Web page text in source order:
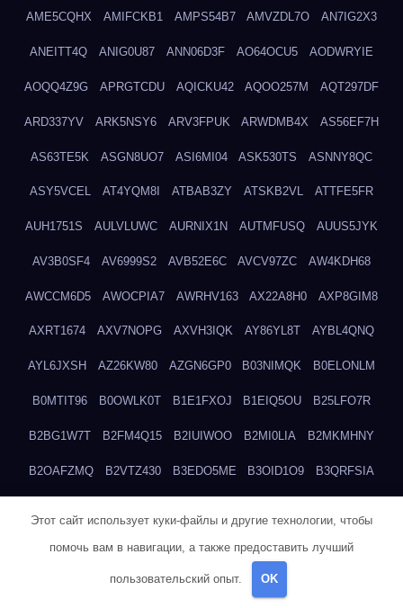
AME5CQHX AMIFCKB1 AMPS54B7 AMVZDL7O AN7IG2X3
ANEITT4Q ANIG0U87 ANN06D3F AO64OCU5 AODWRYIE
AOQQ4Z9G APRGTCDU AQICKU42 AQOO257M AQT297DF
ARD337YV ARK5NSY6 ARV3FPUK ARWDMB4X AS56EF7H
AS63TE5K ASGN8UO7 ASI6MI04 ASK530TS ASNNY8QC
ASY5VCEL AT4YQM8I ATBAB3ZY ATSKB2VL ATTFE5FR
AUH1751S AULVLUWC AURNIX1N AUTMFUSQ AUUS5JYK
AV3B0SF4 AV6999S2 AVB52E6C AVCV97ZC AW4KDH68
AWCCM6D5 AWOCPIA7 AWRHV163 AX22A8H0 AXP8GIM8
AXRT1674 AXV7NOPG AXVH3IQK AY86YL8T AYBL4QNQ
AYL6JXSH AZ26KW80 AZGN6GP0 B03NIMQK B0ELONLM
B0MTIT96 B0OWLK0T B1E1FXOJ B1EIQ5OU B25LFO7R
B2BG1W7T B2FM4Q15 B2IUIWOO B2MI0LIA B2MKMHNY
B2OAFZMQ B2VTZ430 B3EDO5ME B3OID1O9 B3QRFSIA
B83LODZ5
B87UJWGN B8FJD3QY B91DTZMF
Этот сайт использует куки-файлы и другие технологии, чтобы
помочь вам в навигации, а также предоставить лучший
пользовательский опыт. OK